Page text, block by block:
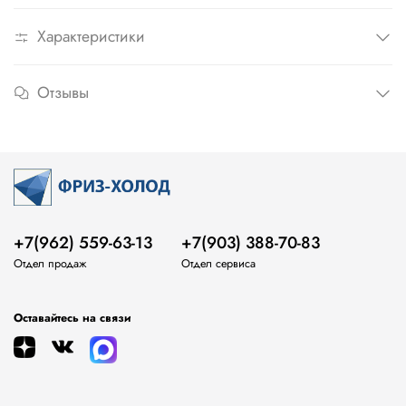
Характеристики
Отзывы
+7(962) 559-63-13
Отдел продаж
+7(903) 388-70-83
Отдел сервиса
Оставайтесь на связи